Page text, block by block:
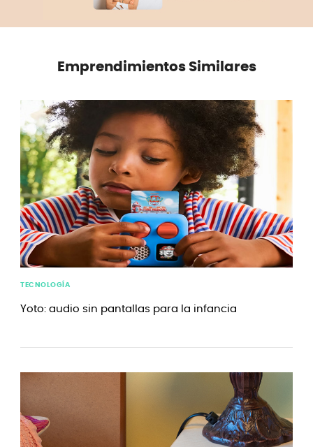
Emprendimientos Similares
TECNOLOGÍA
Yoto: audio sin pantallas para la infancia